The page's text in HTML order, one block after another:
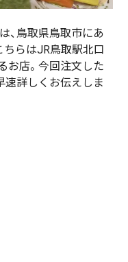
、鳥取県鳥取市にあ
ちらはJR鳥取駅北口
お店。今回注文した
速詳しくお伝えしま